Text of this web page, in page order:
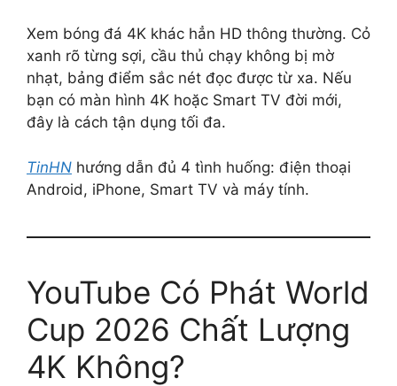
Xem bóng đá 4K khác hẳn HD thông thường. Cỏ
xanh rõ từng sợi, cầu thủ chạy không bị mờ
nhạt, bảng điểm sắc nét đọc được từ xa. Nếu
bạn có màn hình 4K hoặc Smart TV đời mới,
đây là cách tận dụng tối đa.
TinHN hướng dẫn đủ 4 tình huống: điện thoại
Android, iPhone, Smart TV và máy tính.
YouTube Có Phát World
Cup 2026 Chất Lượng
4K Không?